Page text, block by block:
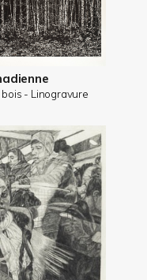
- Linogravure